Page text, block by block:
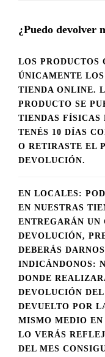
¿Puedo devolver
LOS PRODUCTOS
ÚNICAMENTE
TIENDA ONLINE.
PRODUCTO SE
TIENDAS
TENÉS 10 DÍAS
O RETIRASTE EL
DEVOLUCIÓN.
EN LOCALES:
EN NUESTRAS
ENTREGARÁN UN
DEVOLUCIÓN,
DEBERÁS
INDICÁNDONOS:
DONDE
DEVOLUCIÓN
DEVUELTO POR
MISMO MEDIO
LO VERÁS
DEL MES